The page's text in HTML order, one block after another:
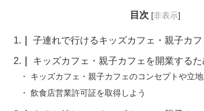
目次 [非表示]
1. 子連れで行けるキッズカフェ・親子カフ
2. キッズカフェ・親子カフェを開業する
キッズカフェ・親子カフェのコンセプトや立
飲食店営業許可証を取得しよう